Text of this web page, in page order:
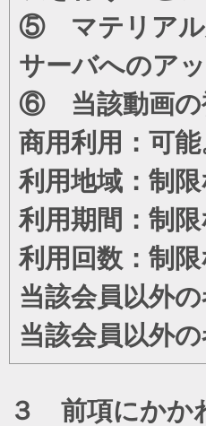
⑤ マテリアル
サーバへのア
⑥ 当該動画の
商用利用：可能
利用地域：制限
利用期間：制限
利用回数：制限
当該会員以外
当該会員以外
３ 前項にかか